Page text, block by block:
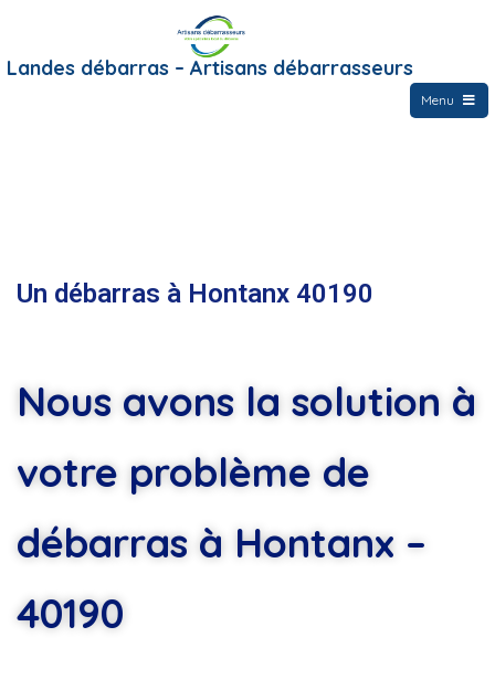
Landes débarras – Artisans débarrasseurs
Menu
Un débarras à Hontanx 40190
Nous avons la solution à
votre problème de
débarras à Hontanx –
40190